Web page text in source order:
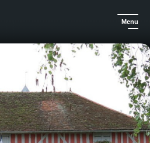
Menu
Een tocht door de Champagne om het Lac d’Orient te ontdekken